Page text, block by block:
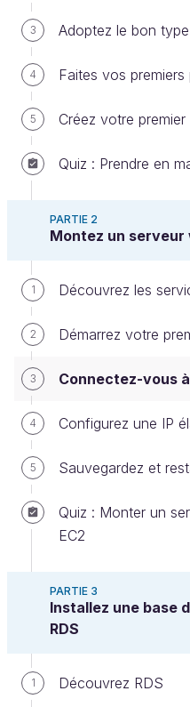
3 Adoptez le bon
4 Faites vos premiers
5 Créez votre
Quiz : Prendre en
PARTIE 2
Montez un serveur
1 Découvrez les
2 Démarrez votre
3 Connectez-vous
4 Configurez une IP
5 Sauvegardez et
Quiz : Monter un
EC2
PARTIE 3
Installez une base
RDS
1 Découvrez RDS